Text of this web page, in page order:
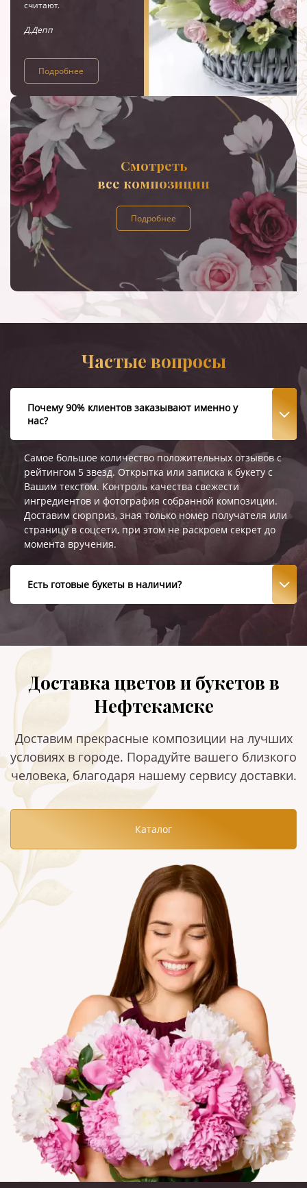
считают.
Д.Депп
Подробнее
Смотреть
все композиции
Подробнее
Частые вопросы
Почему 90% клиентов заказывают именно у
нас?
Самое большое количество положительных отзывов с
рейтингом 5 звезд. Открытка или записка к букету с
Вашим текстом. Контроль качества свежести
ингредиентов и фотография собранной композиции.
Доставим сюрприз, зная только номер получателя или
страницу в соцсети, при этом не раскроем секрет до
момента вручения.
Есть готовые букеты в наличии?
Доставка цветов и букетов в
Нефтекамске
Доставим прекрасные композиции на лучших
условиях в городе. Порадуйте вашего близкого
человека, благодаря нашему сервису доставки.
Каталог